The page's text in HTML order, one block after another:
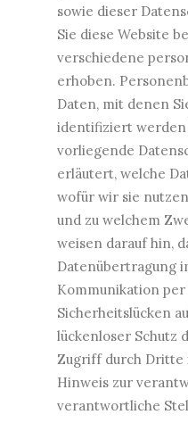
sowie dieser
Sie diese Website
verschiedene
erhoben.
Daten, mit denen
identifiziert werden
vorliegende
erläutert, welche
wofür wir sie
und zu welchem
weisen darauf hin,
Datenübertragung
Kommunikation
Sicherheitslücken
lückenloser Schutz
Zugriff durch Dritte
Hinweis zur
verantwortliche